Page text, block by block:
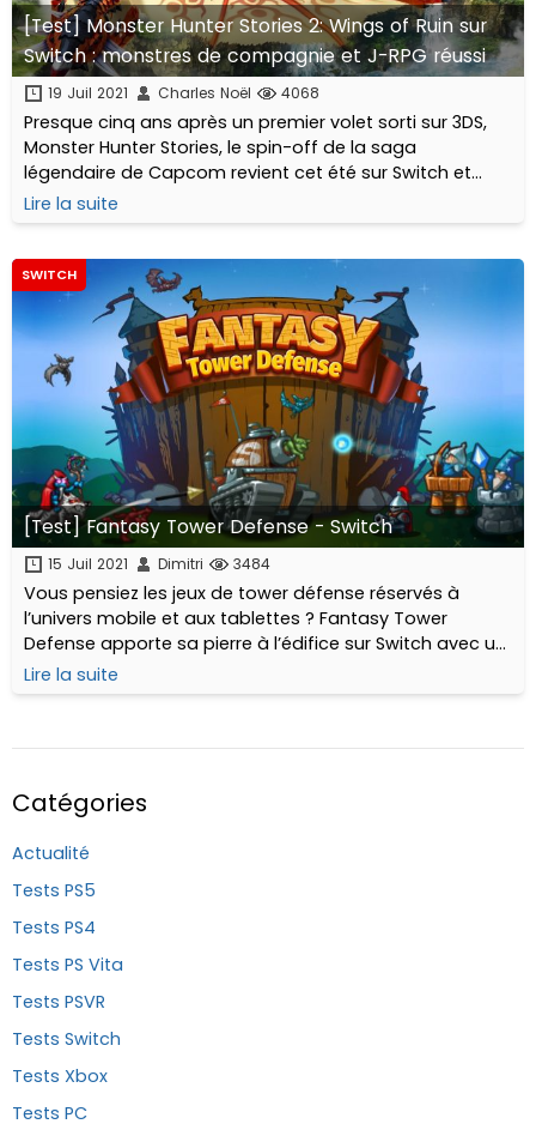
[Test] Monster Hunter Stories 2: Wings of Ruin sur
Switch : monstres de compagnie et J-RPG réussi
19 Juil 2021 Charles Noël 4068
Presque cinq ans après un premier volet sorti sur 3DS,
Monster Hunter Stories, le spin-off de la saga
légendaire de Capcom revient cet été sur Switch et
Steam. Fidèle à la recette de son aîné, c’est-à-dire un
J-RPG au tour par tour avec...
Lire la suite
SWITCH
[Test] Fantasy Tower Defense - Switch
15 Juil 2021 Dimitri 3484
Vous pensiez les jeux de tower défense réservés à
l’univers mobile et aux tablettes ? Fantasy Tower
Defense apporte sa pierre à l’édifice sur Switch avec un
titre facile d'accès pour un tarif très doux.
Lire la suite
Catégories
Actualité
Tests PS5
Tests PS4
Tests PS Vita
Tests PSVR
Tests Switch
Tests Xbox
Tests PC